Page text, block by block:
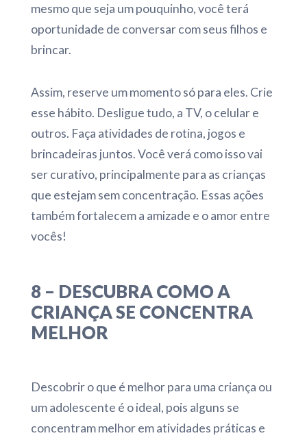
mesmo que seja um pouquinho, você terá
oportunidade de conversar com seus filhos e
brincar.
Assim, reserve um momento só para eles. Crie
esse hábito. Desligue tudo, a TV, o celular e
outros. Faça atividades de rotina, jogos e
brincadeiras juntos. Você verá como isso vai
ser curativo, principalmente para as crianças
que estejam sem concentração. Essas ações
também fortalecem a amizade e o amor entre
vocês!
8 – DESCUBRA COMO A
CRIANÇA SE CONCENTRA
MELHOR
Descobrir o que é melhor para uma criança ou
um adolescente é o ideal, pois alguns se
concentram melhor em atividades práticas e